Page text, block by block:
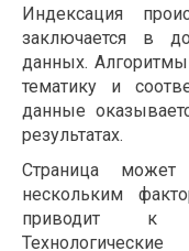
Индексация
заключается в
данных.
тематику и
данные
результатах.
Страница
нескольким
приводит к